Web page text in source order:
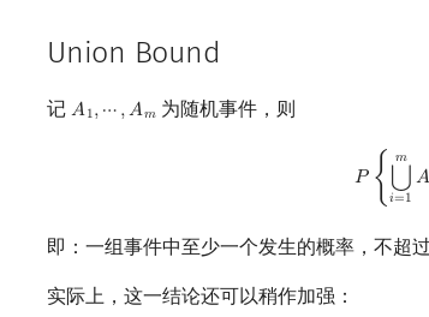
Union Bound
记 𝐴1,⋯,𝐴𝑚
A1,⋯, Am 为随机事件，则
𝑃 {
𝑚
⋃
𝑖=1
𝐴
⋃i=1
即：一组事件中至少一个发生的概率，不超
实际上，这一结论还可以稍作加强：